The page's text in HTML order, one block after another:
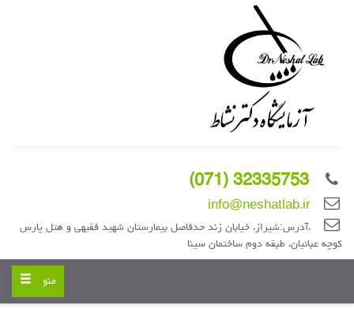
info@neshatlab.ir
،آدرس:شیراز، خیابان زند حدفاصل بیمارستان شهید فقیهی و هتل پارس
کوچه عبائیان، طبقه دوم ساختمان سینا
Toggle
navigation
منو